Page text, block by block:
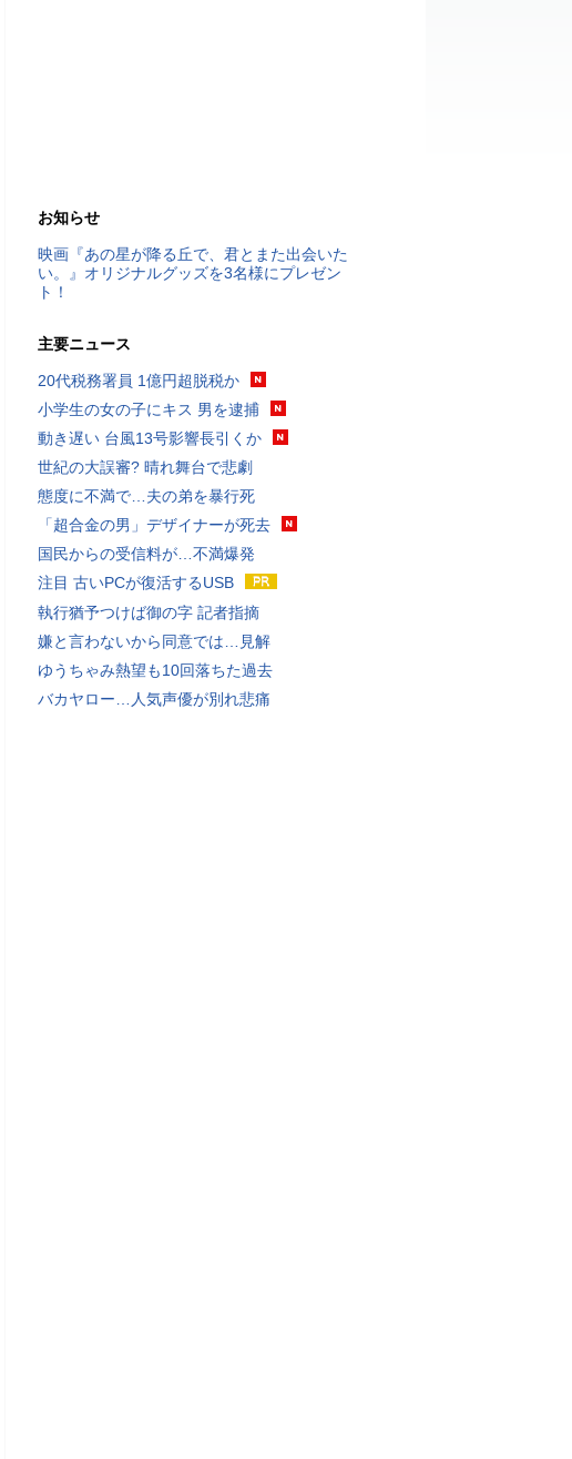
お知らせ
映画『あの星が降る丘で、君とまた出会いた
い。』オリジナルグッズを3名様にプレゼン
ト！
主要ニュース
20代税務署員 1億円超脱税か
小学生の女の子にキス 男を逮捕
動き遅い 台風13号影響長引くか
世紀の大誤審? 晴れ舞台で悲劇
態度に不満で…夫の弟を暴行死
「超合金の男」デザイナーが死去
国民からの受信料が…不満爆発
注目 古いPCが復活するUSB
執行猶予つけば御の字 記者指摘
嫌と言わないから同意では…見解
ゆうちゃみ熱望も10回落ちた過去
バカヤロー…人気声優が別れ悲痛